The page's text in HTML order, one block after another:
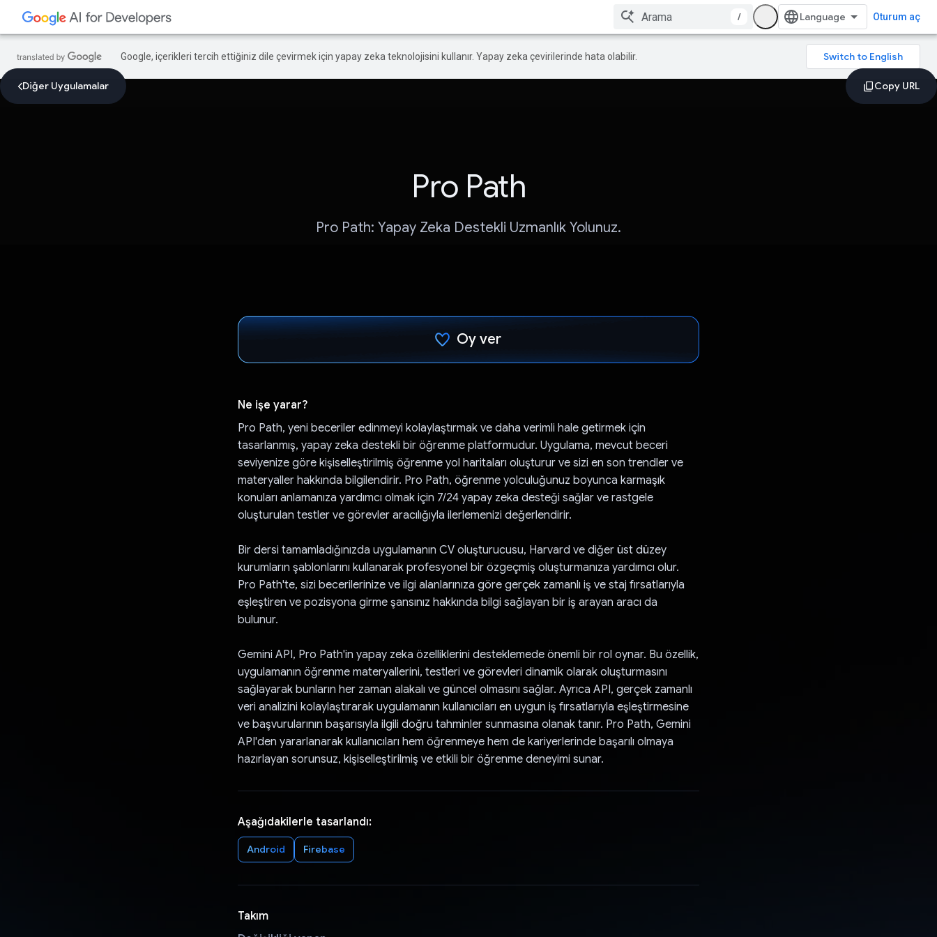
/ Oturum aç
Google, içerikleri tercih ettiğiniz dile çevirmek için yapay zeka teknolojisini kullanır. Yapay zeka çevirilerinde hata olabilir.
Diğer Uygulamalar
Pro Path
Pro Path: Yapay Zeka Destekli Uzmanlık Yolunuz.
Oy ver
Ne işe yarar?
Pro Path, yeni beceriler edinmeyi kolaylaştırmak ve daha verimli hale getirmek için
tasarlanmış, yapay zeka destekli bir öğrenme platformudur. Uygulama, mevcut beceri
seviyenize göre kişiselleştirilmiş öğrenme yol haritaları oluşturur ve sizi en son trendler ve
materyaller hakkında bilgilendirir. Pro Path, öğrenme yolculuğunuz boyunca karmaşık
konuları anlamanıza yardımcı olmak için 7/24 yapay zeka desteği sağlar ve rastgele
oluşturulan testler ve görevler aracılığıyla ilerlemenizi değerlendirir.
Bir dersi tamamladığınızda uygulamanın CV oluşturucusu, Harvard ve diğer üst düzey
kurumların şablonlarını kullanarak profesyonel bir özgeçmiş oluşturmanıza yardımcı olur.
Pro Path'te, sizi becerilerinize ve ilgi alanlarınıza göre gerçek zamanlı iş ve staj fırsatlarıyla
eşleştiren ve pozisyona girme şansınız hakkında bilgi sağlayan bir iş arayan aracı da
bulunur.
Gemini API, Pro Path'in yapay zeka özelliklerini desteklemede önemli bir rol oynar. Bu özellik,
uygulamanın öğrenme materyallerini, testleri ve görevleri dinamik olarak oluşturmasını
sağlayarak bunların her zaman alakalı ve güncel olmasını sağlar. Ayrıca API, gerçek zamanlı
veri analizini kolaylaştırarak uygulamanın kullanıcıları en uygun iş fırsatlarıyla eşleştirmesine
ve başvurularının başarısıyla ilgili doğru tahminler sunmasına olanak tanır. Pro Path, Gemini
API'den yararlanarak kullanıcıları hem öğrenmeye hem de kariyerlerinde başarılı olmaya
hazırlayan sorunsuz, kişiselleştirilmiş ve etkili bir öğrenme deneyimi sunar.
Aşağıdakilerle tasarlandı:
Android Firebase
Takım